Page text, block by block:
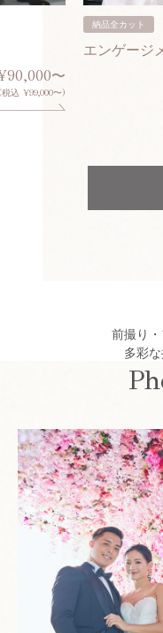
〜
(税込 ¥99,000〜)
納品全カット
エンゲージ
前撮り
多彩